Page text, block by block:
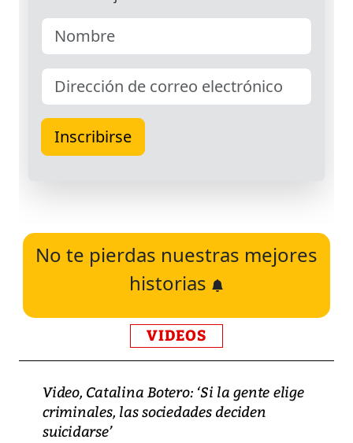
No te pierdas nuestras mejores
historias
VIDEOS
Video, Catalina Botero: ‘Si la gente elige
criminales, las sociedades deciden
suicidarse’